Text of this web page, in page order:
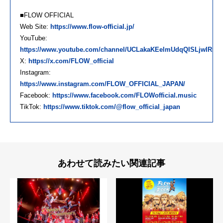
■FLOW OFFICIAL
Web Site: https://www.flow-official.jp/
YouTube:
https://www.youtube.com/channel/UCLakaKEelmUdqQISLjwIRmg
X: https://x.com/FLOW_official
Instagram:
https://www.instagram.com/FLOW_OFFICIAL_JAPAN/
Facebook: https://www.facebook.com/FLOWofficial.music
TikTok: https://www.tiktok.com/@flow_official_japan
あわせて読みたい関連記事